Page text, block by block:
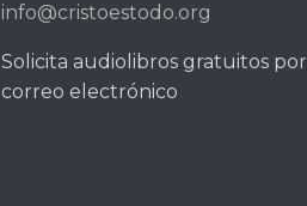
info@cristoestodo.org
Solicita audiolibros gratuitos por
correo electrónico